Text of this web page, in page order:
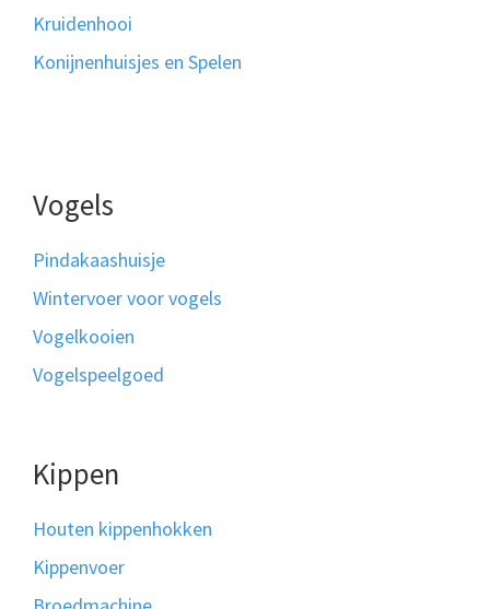
Kruidenhooi
Konijnenhuisjes en Spelen
Vogels
Pindakaashuisje
Wintervoer voor vogels
Vogelkooien
Vogelspeelgoed
Kippen
Houten kippenhokken
Kippenvoer